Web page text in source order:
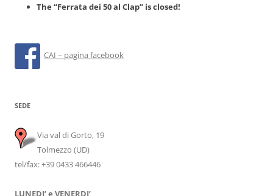
The “Ferrata dei 50 al Clap” is closed!
CAI – pagina facebook
SEDE
Via val di Gorto, 19
Tolmezzo (UD)
tel/fax: +39 0433 466446
LUNEDI’ e VENERDI’